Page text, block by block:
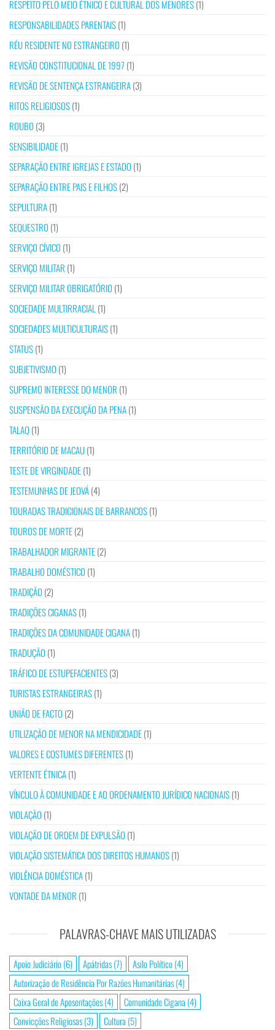
RESPEITO PELO MEIO ÉTNICO E CULTURAL DOS MENORES(1)
RESPONSABILIDADES PARENTAIS(1)
RÉU RESIDENTE NO ESTRANGEIRO (1)
REVISÃO CONSTITUCIONAL DE 1997 (1)
REVISÃO DE SENTENÇA ESTRANGEIRA(3)
RITOS RELIGIOSOS(1)
ROUBO (3)
SENSIBILIDADE(1)
SEPARAÇÃO ENTRE IGREJAS E ESTADO (1)
SEPARAÇÃO ENTRE PAIS E FILHOS(2)
SEPULTURA(1)
SEQUESTRO (1)
SERVIÇO CÍVICO (1)
SERVIÇO MILITAR (1)
SERVIÇO MILITAR OBRIGATÓRIO (1)
SOCIEDADE MULTIRRACIAL (1)
SOCIEDADES MULTICULTURAIS(1)
STATUS(1)
SUBJETIVISMO (1)
SUPREMO INTERESSE DO MENOR (1)
SUSPENSÃO DA EXECUÇÃO DA PENA(1)
TALAQ(1)
TERRITÓRIO DE MACAU(1)
TESTE DE VIRGINDADE(1)
TESTEMUNHAS DE JEOVÁ(4)
TOURADAS TRADICIONAIS DE BARRANCOS(1)
TOUROS DE MORTE(2)
TRABALHADOR MIGRANTE(2)
TRABALHO DOMÉSTICO (1)
TRADIÇÃO (2)
TRADIÇÕES CIGANAS(1)
TRADIÇÕES DA COMUNIDADE CIGANA(1)
TRADUÇÃO (1)
TRÁFICO DE ESTUPEFACIENTES(3)
TURISTAS ESTRANGEIRAS(1)
UNIÃO DE FACTO (2)
UTILIZAÇÃO DE MENOR NA MENDICIDADE(1)
VALORES E COSTUMES DIFERENTES(1)
VERTENTE ÉTNICA(1)
VÍNCULO À COMUNIDADE E AO ORDENAMENTO JURÍDICO NACIONAIS(1)
VIOLAÇÃO (1)
VIOLAÇÃO DE ORDEM DE EXPULSÃO (1)
VIOLAÇÃO SISTEMÁTICA DOS DIREITOS HUMANOS(1)
VIOLÊNCIA DOMÉSTICA(1)
VONTADE DA MENOR (1)
PALAVRAS-CHAVE MAIS UTILIZADAS
Apoio Judiciário(6) Apátridas(7) Asilo Político(4)
Autorização de Residência Por Razões Humanitárias(4)
Caixa Geral de Aposentações(4) Comunidade Cigana (4)
Convicções Religiosas(3) Cultura (5)